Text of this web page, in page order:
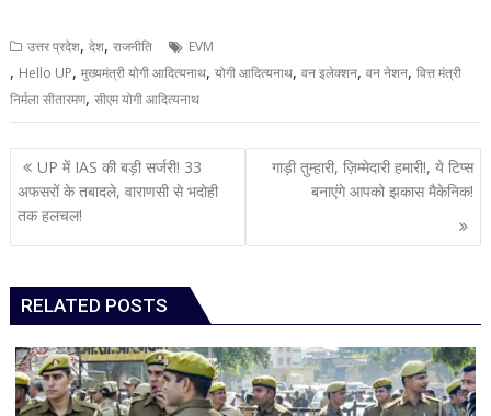
उत्तर प्रदेश,देश,राजनीति EVM
, Hello UP,मुख्यमंत्री योगी आदित्यनाथ,योगी आदित्यनाथ,वन इलेक्शन,वन नेशन,वित्त मंत्री
निर्मला सीतारमण,सीएम योगी आदित्यनाथ
Post
navigation
UP में IAS की बड़ी सर्जरी! 33
अफसरों के तबादले, वाराणसी से भदोही
तक हलचल!
गाड़ी तुम्हारी, ज़िम्मेदारी हमारी!, ये टिप्स
बनाएंगे आपको झकास मैकेनिक!
RELATED POSTS